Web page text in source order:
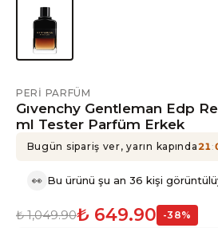
PERI PARFÜM
Gıvenchy Gentleman Edp
ml Tester Parfüm Erkek
Bugün sipariş ver, yarın kapında21:
👀 Bu ürünü şu an 36 kişi
₺ 1,049.90₺ 649.90 -38%